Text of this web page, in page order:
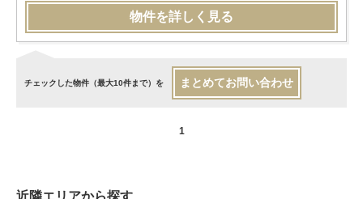
物件を詳しく見る
チェックした物件（最大10件まで）を まとめてお問い合わせ
1
近隣エリアから探す